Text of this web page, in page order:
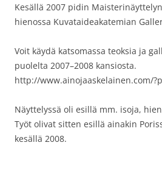
Kesällä 2007 pidin
hienossa Kuvataideakatemian
Voit käydä katsomassa teoksia ja
puolelta 2007–2008 kansiosta.
http://www.ainojaaskelainen.com/
Näyttelyssä oli esillä mm. isoja,
Työt olivat sitten esillä ainakin
kesällä 2008.